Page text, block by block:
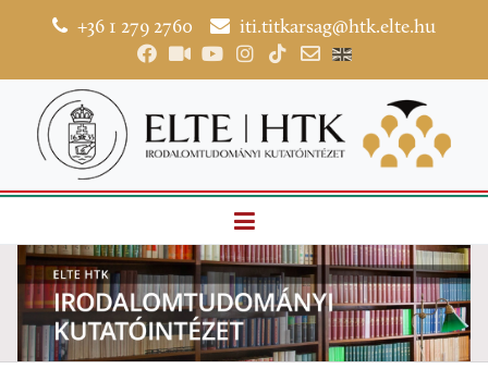
+36 1 279 2760 iti.titkarsag@htk.elte.hu